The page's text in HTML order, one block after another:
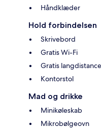
Håndklæder
Hold forbindelsen
Skrivebord
Gratis Wi-Fi
Gratis
Kontorstol
Mad og drikke
Minikøleskab
Mikrobølgeovn